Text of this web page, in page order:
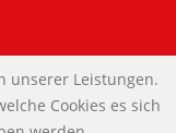
unserer Leistungen.
Cookies es sich